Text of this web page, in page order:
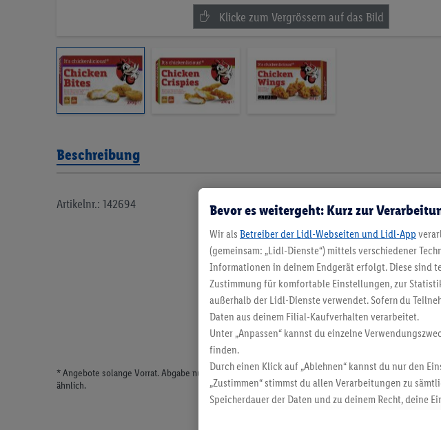
Beschreibung
Artikelnr.: 142694
* Angebote solange Vorrat. Abgabe nur in haushaltsüblichen Mengen. Verkauf ohne Dekoration.
ähnlich.
Bevor es weitergeht: Kurz zur
Wir als Betreiber der Lidl-Webseiten und Lidl-App
(gemeinsam: „Lidl-Dienste“) mittels verschiedener
Informationen in deinem Endgerät erfolgt. Diese sind
Zustimmung für komfortable Einstellungen, zur
außerhalb der Lidl-Dienste verwendet. Sofern du
Daten aus deinem Filial-Kaufverhalten verarbeitet.
Unter „Anpassen“ kannst du einzelne
finden.
Durch einen Klick auf „Ablehnen“ kannst du nur den
„Zustimmen“ stimmst du allen Verarbeitungen zu
Speicherdauer der Daten und zu deinem Recht,